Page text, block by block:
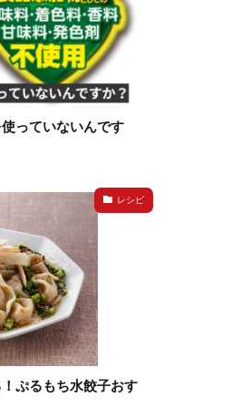
っていないんです
レシピ
ぷるもち水餃子おす